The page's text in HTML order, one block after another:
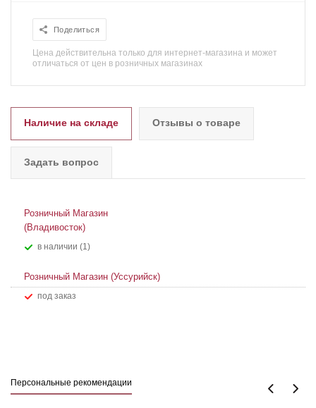
Поделиться
Цена действительна только для интернет-магазина и может
отличаться от цен в розничных магазинах
Наличие на складе Отзывы о товаре
Задать вопрос
Розничный Магазин
(Владивосток)
В наличии (1)
Розничный Магазин (Уссурийск)
Под заказ
Персональные рекомендации